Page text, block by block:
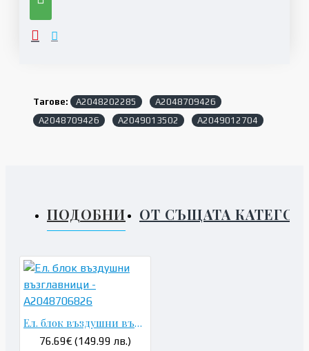
Тагове: A2048202285
A2048709426
A2048709426
A2049013502 A2049012704
ПОДОБНИ ОТ СЪЩАТА
Ел. блок въздушни възглавници - A2048706826
76.69€ (149.99 лв.)